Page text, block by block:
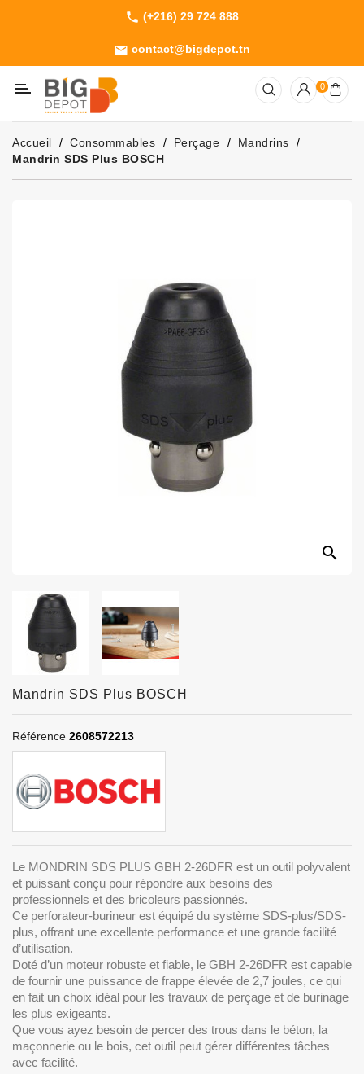
phone (+216) 29 724 888
email contact@bigdepot.tn
Machines
Outillage
Jardinage
Consommables
0
Accueil Consommables Perçage
Mandrins
Mandrin SDS Plus BOSCH
search
Mandrin SDS Plus BOSCH
Référence 2608572213
Le MONDRIN SDS PLUS GBH 2-26DFR est un outil polyvalent
et puissant conçu pour répondre aux besoins des
professionnels et des bricoleurs passionnés.
Ce perforateur-burineur est équipé du système SDS-plus/SDS-
plus, offrant une excellente performance et une grande facilité
d’utilisation.
Doté d’un moteur robuste et fiable, le GBH 2-26DFR est capable
de fournir une puissance de frappe élevée de 2,7 joules, ce qui
en fait un choix idéal pour les travaux de perçage et de burinage
les plus exigeants.
Que vous ayez besoin de percer des trous dans le béton, la
maçonnerie ou le bois, cet outil peut gérer différentes tâches
avec facilité.